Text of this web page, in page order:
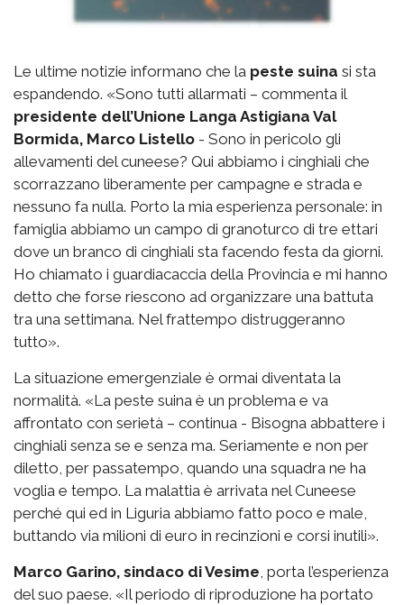
Le ultime notizie informano che la peste suina si sta
espandendo. «Sono tutti allarmati – commenta il
presidente dell’Unione Langa Astigiana Val
Bormida, Marco Listello - Sono in pericolo gli
allevamenti del cuneese? Qui abbiamo i cinghiali che
scorrazzano liberamente per campagne e strada e
nessuno fa nulla. Porto la mia esperienza personale: in
famiglia abbiamo un campo di granoturco di tre ettari
dove un branco di cinghiali sta facendo festa da giorni.
Ho chiamato i guardiacaccia della Provincia e mi hanno
detto che forse riescono ad organizzare una battuta
tra una settimana. Nel frattempo distruggeranno
tutto».
La situazione emergenziale è ormai diventata la
normalità. «La peste suina è un problema e va
affrontato con serietà – continua - Bisogna abbattere i
cinghiali senza se e senza ma. Seriamente e non per
diletto, per passatempo, quando una squadra ne ha
voglia e tempo. La malattia è arrivata nel Cuneese
perché qui ed in Liguria abbiamo fatto poco e male,
buttando via milioni di euro in recinzioni e corsi inutili».
Marco Garino, sindaco di Vesime, porta l’esperienza
del suo paese. «Il periodo di riproduzione ha portato